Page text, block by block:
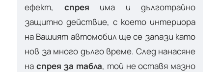
ефект, спрея има и дълготрайно
защитно действие, с което интериора
на Вашият автомобил ще се запази като
нов за много дълго време. След нанасяне
на спрея за табла, той не оставя мазно